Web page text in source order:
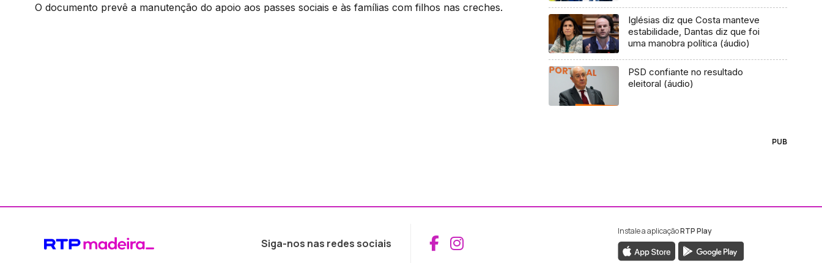
O documento prevê a manutenção do apoio aos passes sociais e às famílias com filhos nas creches.
Iglésias diz que Costa manteve
estabilidade, Dantas diz que foi
uma manobra política (áudio)
PSD confiante no resultado
eleitoral (áudio)
PUB
Siga-nos nas redes sociais Aceder ao Facebook da RTP Madeira
Aceder ao Instagram da RTP Madeira
Instale a aplicaçãoRTP Play